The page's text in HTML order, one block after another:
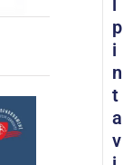
l
p
i
n
t
a
v